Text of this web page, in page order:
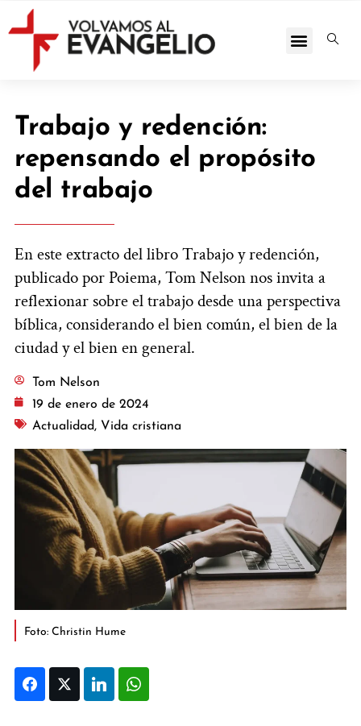
Trabajo y redención:
repensando el propósito
del trabajo
En este extracto del libro Trabajo y redención,
publicado por Poiema, Tom Nelson nos invita a
reflexionar sobre el trabajo desde una perspectiva
bíblica, considerando el bien común, el bien de la
ciudad y el bien en general.
Tom Nelson
19 de enero de 2024
Actualidad, Vida cristiana
Foto: Christin Hume
FacebookTwitter LinkedIn